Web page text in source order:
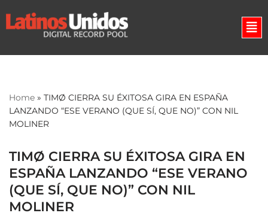
Skip
Home » TIMØ CIERRA SU ÉXITOSA GIRA EN ESPAÑA
LANZANDO “ESE VERANO (QUE SÍ, QUE NO)” CON NIL
MOLINER
TIMØ CIERRA SU ÉXITOSA GIRA EN
ESPAÑA LANZANDO “ESE VERANO
(QUE SÍ, QUE NO)” CON NIL
MOLINER